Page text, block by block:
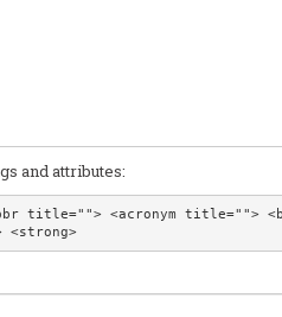
and attributes:
title=""> <acronym title="">
<strong>